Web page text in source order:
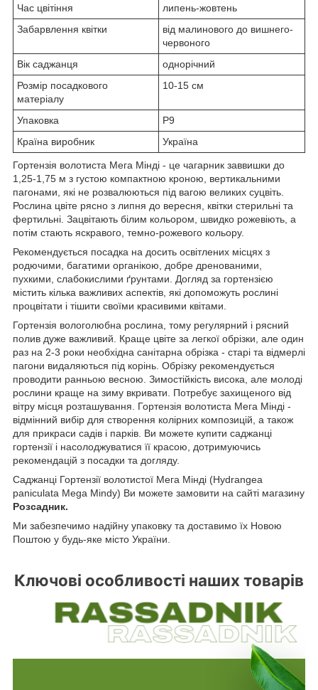
Час цвітіння
липень-жовтень
Забарвлення квітки
від малинового до вишнего-
червоного
Вік саджанця
однорічний
Розмір посадкового
матеріалу
10-15 см
Упаковка
Р9
Країна виробник
Україна
Гортензія волотиста Мега Мінді - це чагарник заввишки до
1,25-1,75 м з густою компактною кроною, вертикальними
пагонами, які не розвалюються під вагою великих суцвіть.
Рослина цвіте рясно з липня до вересня, квітки стерильні та
фертильні. Зацвітають білим кольором, швидко рожевіють, а
потім стають яскравого, темно-рожевого кольору.
Рекомендується посадка на досить освітлених місцях з
родючими, багатими органікою, добре дренованими,
пухкими, слабокислими ґрунтами. Догляд за гортензією
містить кілька важливих аспектів, які допоможуть рослині
процвітати і тішити своїми красивими квітами.
Гортензія вологолюбна рослина, тому регулярний і рясний
полив дуже важливий. Краще цвіте за легкої обрізки, але один
раз на 2-3 роки необхідна санітарна обрізка - старі та відмерлі
пагони видаляються під корінь. Обрізку рекомендується
проводити ранньою весною. Зимостійкість висока, але молоді
рослини краще на зиму вкривати. Потребує захищеного від
вітру місця розташування. Гортензія волотиста Мега Мінді -
відмінний вибір для створення колірних композицій, а також
для прикраси садів і парків. Ви можете купити саджанці
гортензії і насолоджуватися її красою, дотримуючись
рекомендацій з посадки та догляду.
Саджанці Гортензії волотистої Мега Мінді (Hydrangea
paniculata Mega Mindy) Ви можете замовити на сайті магазину
Розсадник.
Ми забезпечимо надійну упаковку та доставимо їх Новою
Поштою у будь-яке місто України.
Ключові особливості наших товарів